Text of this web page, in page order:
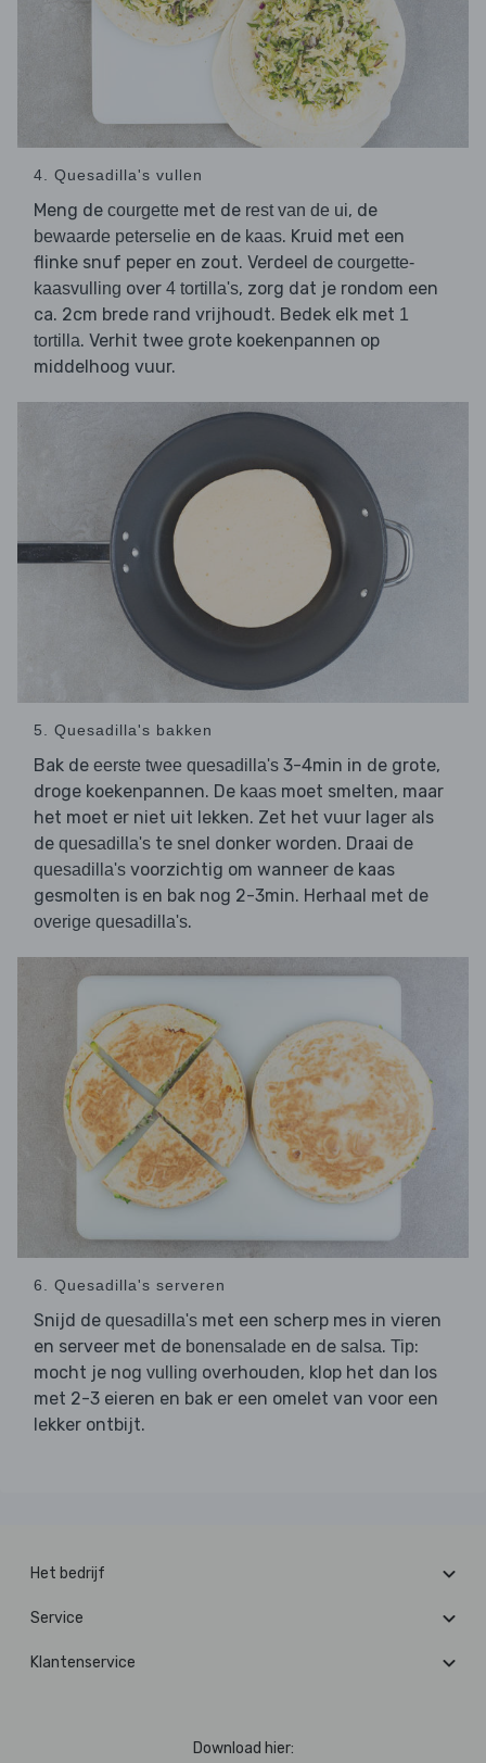
4. Quesadilla's vullen
Meng de courgette met de rest van de ui, de
bewaarde peterselie en de kaas. Kruid met een
flinke snuf peper en zout. Verdeel de courgette-
kaasvulling over 4 tortilla's, zorg dat je rondom een
ca. 2cm brede rand vrijhoudt. Bedek elk met 1
tortilla. Verhit twee grote koekenpannen op
middelhoog vuur.
5. Quesadilla's bakken
Bak de eerste twee quesadilla's 3-4min in de grote,
droge koekenpannen. De kaas moet smelten, maar
het moet er niet uit lekken. Zet het vuur lager als
de quesadilla's te snel donker worden. Draai de
quesadilla's voorzichtig om wanneer de kaas
gesmolten is en bak nog 2-3min. Herhaal met de
overige quesadilla's.
6. Quesadilla's serveren
Snijd de quesadilla's met een scherp mes in vieren
en serveer met de bonensalade en de salsa. Tip:
mocht je nog vulling overhouden, klop het dan los
met 2-3 eieren en bak er een omelet van voor een
lekker ontbijt.
Het bedrijf
Service
Klantenservice
Download hier: